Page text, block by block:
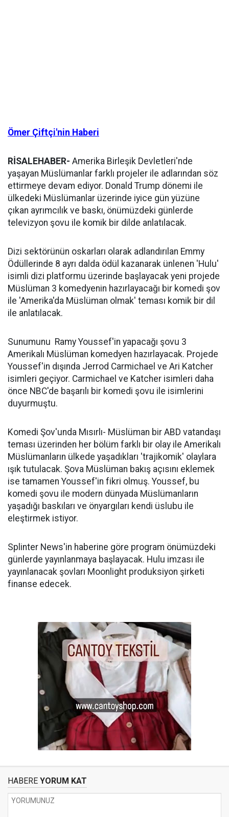
Ömer Çiftçi'nin Haberi
RİSALEHABER- Amerika Birleşik Devletleri'nde
yaşayan Müslümanlar farklı projeler ile adlarından söz
ettirmeye devam ediyor. Donald Trump dönemi ile
ülkedeki Müslümanlar üzerinde iyice gün yüzüne
çıkan ayrımcılık ve baskı, önümüzdeki günlerde
televizyon şovu ile komik bir dilde anlatılacak.
Dizi sektörünün oskarları olarak adlandırılan Emmy
Ödüllerinde 8 ayrı dalda ödül kazanarak ünlenen 'Hulu'
isimli dizi platformu üzerinde başlayacak yeni projede
Müslüman 3 komedyenin hazırlayacağı bir komedi şov
ile 'Amerika'da Müslüman olmak' teması komik bir dil
ile anlatılacak.
Sunumunu Ramy Youssef'in yapacağı şovu 3
Amerikalı Müslüman komedyen hazırlayacak. Projede
Youssef'in dışında Jerrod Carmichael ve Ari Katcher
isimleri geçiyor. Carmichael ve Katcher isimleri daha
önce NBC'de başarılı bir komedi şovu ile isimlerini
duyurmuştu.
Komedi Şov'unda Mısırlı- Müslüman bir ABD vatandaşı
teması üzerinden her bölüm farklı bir olay ile Amerikalı
Müslümanların ülkede yaşadıkları 'trajikomik' olaylara
ışık tutulacak. Şova Müslüman bakış açısını eklemek
ise tamamen Youssef'in fikri olmuş. Youssef, bu
komedi şovu ile modern dünyada Müslümanların
yaşadığı baskıları ve önyargıları kendi üslubu ile
eleştirmek istiyor.
Splinter News'in haberine göre program önümüzdeki
günlerde yayınlanmaya başlayacak. Hulu imzası ile
yayınlanacak şovları Moonlight produksiyon şirketi
finanse edecek.
HABERE YORUM KAT